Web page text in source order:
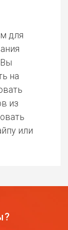
для
на
из
или